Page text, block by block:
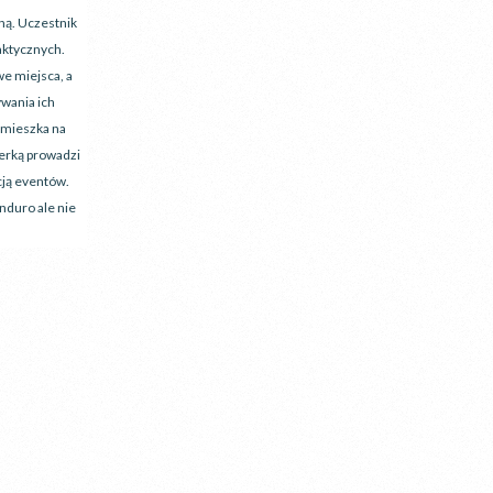
Uczestnik
miejsca, a
ich
na
prowadzi
eventów.
ale nie